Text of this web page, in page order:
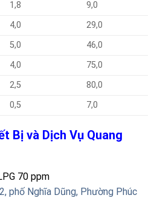
1,8
9,0
4,0
29,0
5,0
46,0
4,0
75,0
2,5
80,0
0,5 7,0
Bị và Dịch Vụ Quang
70 ppm
phố Nghĩa Dũng, Phường Phúc